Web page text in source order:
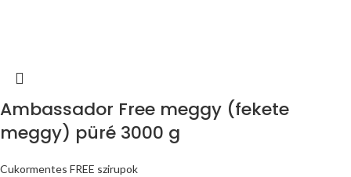
Ambassador Free meggy (fekete
meggy) püré 3000 g
Cukormentes FREE szirupok